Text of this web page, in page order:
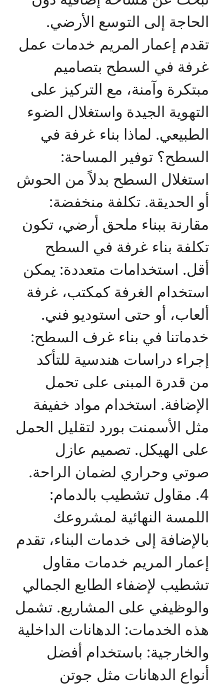
الحاجة إلى التوسع الأرضي.
تقدم إعمار المريم خدمات عمل
غرفة في السطح بتصاميم
مبتكرة وآمنة، مع التركيز على
التهوية الجيدة واستغلال الضوء
الطبيعي. لماذا بناء غرفة في
السطح؟ توفير المساحة:
استغلال السطح بدلاً من الحوش
أو الحديقة. تكلفة منخفضة:
مقارنة ببناء ملحق أرضي، تكون
تكلفة بناء غرفة في السطح
أقل. استخدامات متعددة: يمكن
استخدام الغرفة كمكتب، غرفة
ألعاب، أو حتى استوديو فني.
خدماتنا في بناء غرف السطح:
إجراء دراسات هندسية للتأكد
من قدرة المبنى على تحمل
الإضافة. استخدام مواد خفيفة
مثل الأسمنت بورد لتقليل الحمل
على الهيكل. تصميم عازل
صوتي وحراري لضمان الراحة.
4. مقاول تشطيب بالدمام:
اللمسة النهائية لمشروعك
بالإضافة إلى خدمات البناء، تقدم
إعمار المريم خدمات مقاول
تشطيب لإضفاء الطابع الجمالي
والوظيفي على المشاريع. تشمل
هذه الخدمات: الدهانات الداخلية
والخارجية: باستخدام أفضل
أنواع الدهانات مثل جوتن